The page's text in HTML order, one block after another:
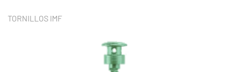
TORNILLOS IMF